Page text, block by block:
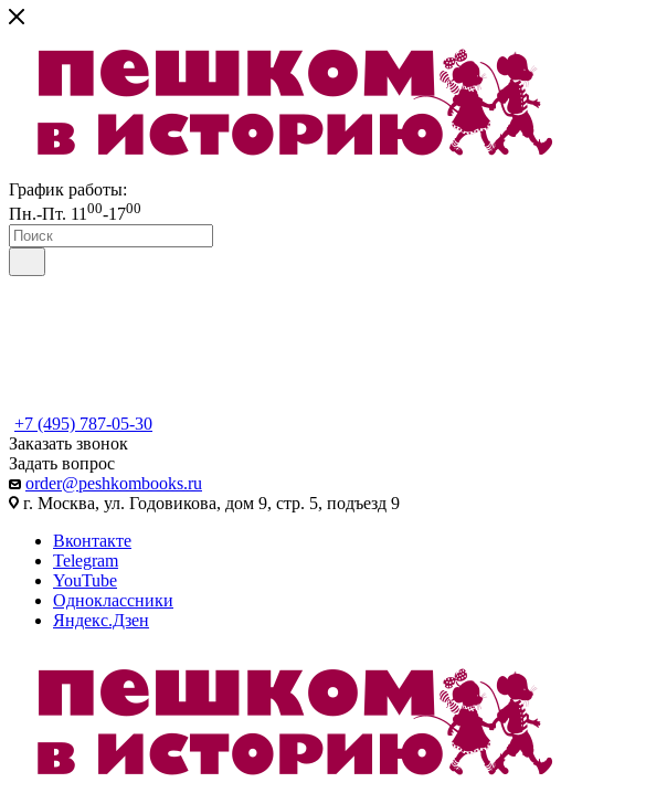
График работы:
Пн.-Пт. 11 00-1700
+7 (495) 787-05-30
Заказать звонок
Задать вопрос
order@peshkombooks.ru
г. Москва, ул. Годовикова, дом 9, стр. 5, подъезд 9
Вконтакте
Telegram
YouTube
Одноклассники
Яндекс.Дзен